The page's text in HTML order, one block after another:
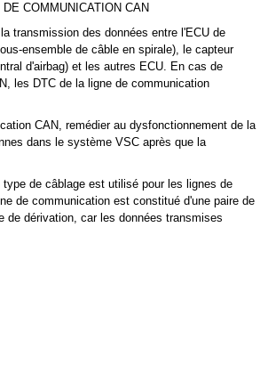
COMMUNICATION CAN
transmission des données entre l'ECU de
ensemble de câble en spirale), le capteur
d'airbag) et les autres ECU. En cas de
les DTC de la ligne de communication
CAN, remédier au dysfonctionnement de la
dans le système VSC après que la
de câblage est utilisé pour les lignes de
de communication est constitué d'une paire de
de dérivation, car les données transmises